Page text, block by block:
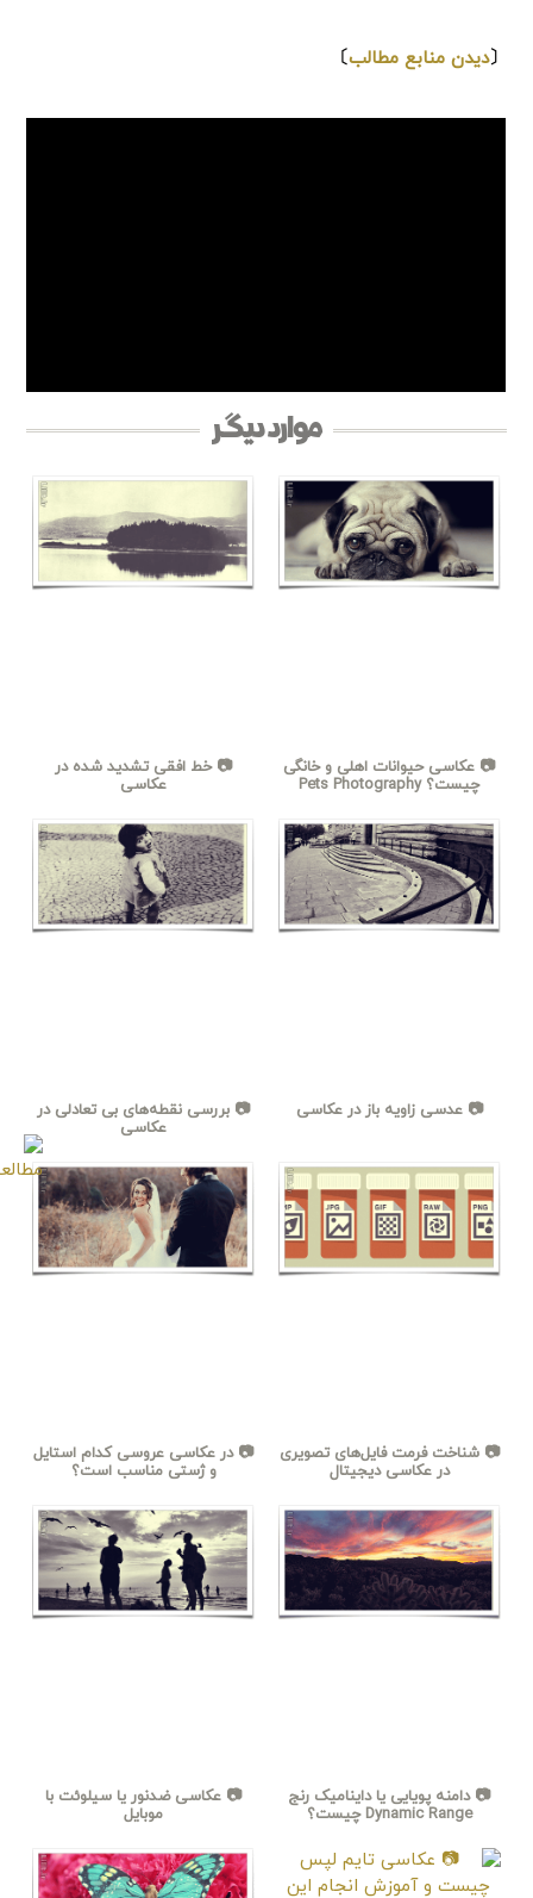
〔دیدن منابع مطالب〕
موارد دیگر
📷 عکاسی حیوانات اهلی و خانگی
چیست؟ Pets Photography
📷 خط افقی تشدید شده در
عکاسی
📷 عدسی زاویه باز در عکاسی
📷 بررسی نقطه‌های بی تعادلی در
عکاسی
📷 شناخت فرمت فایل‌های تصویری
در عکاسی دیجیتال
📷 در عکاسی عروسی کدام استایل
و ژستی مناسب است؟
📷 دامنه پویایی یا داینامیک رنج
Dynamic Range چیست؟
📷 عکاسی ضدنور یا سیلوئت با
موبایل